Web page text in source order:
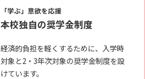
「学ぶ」意欲を応援
本校独自の奨学金制度
経済的負担を軽くするために、入学時
対象と2・3年次対象の奨学金制度を設
けています。